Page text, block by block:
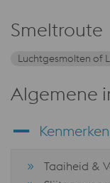
Smeltroute
Luchtgesmolten of
Algemene
Taaiheid &